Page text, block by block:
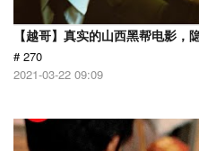
【越哥】真实的山西黑帮电影，
# 270
2021-03-22 09:09